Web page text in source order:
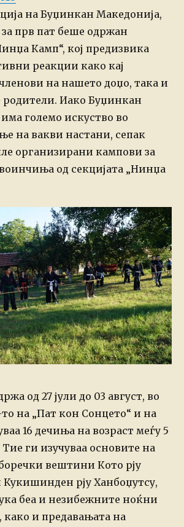
на Буџинкан Македонија,
за прв пат беше одржан
Камп“, кој предизвика
реакции како кај
на нашето доџо, така и
родители. Иако Буџинкан
големо искуство во
на вакви настани, сепак
организирани кампови за
од секцијата „Нинџа
од 27 јули до 03 август, во
на „Пат кон Сонцето“ и на
16 дечиња на возраст меѓу 5
ги изучуваа основите на
вештини Кото рју
Кукишинден рју Ханбоџутсу,
беа и незибежните ноќни
и предавањата на